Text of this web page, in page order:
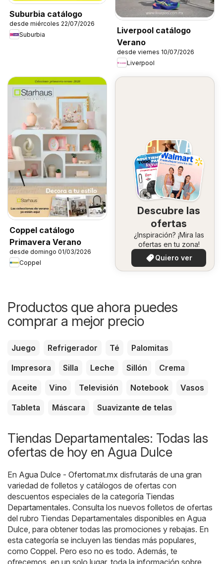
Suburbia catálogo
desde miércoles 22/07/2026
Suburbia
Liverpool catálogo
Verano
desde viernes 10/07/2026
Liverpool
Coppel catálogo
Primavera Verano
desde domingo 01/03/2026
Coppel
Descubre las
ofertas
¿Inspiración? ¡Mira las
ofertas en tu zona!
Quiero ver
Productos que ahora puedes
comprar a mejor precio
Juego Refrigerador Té
Palomitas
Impresora
Silla Leche Sillón
Crema
Aceite
Vino Televisión Notebook
Vasos
Tableta
Máscara Suavizante de telas
Tiendas Departamentales: Todas las
ofertas de hoy en Agua Dulce
En Agua Dulce - Ofertomat.mx disfrutarás de una gran
variedad de folletos y catálogos de ofertas con
descuentos especiales de la categoría Tiendas
Departamentales. Consulta los nuevos folletos de ofertas
del rubro Tiendas Departamentales disponibles en Agua
Dulce, para obtener todas las promociones y rebajas. En
esta categoría se incluyen las tiendas más populares,
como Coppel. Pero eso no es todo. Además, te